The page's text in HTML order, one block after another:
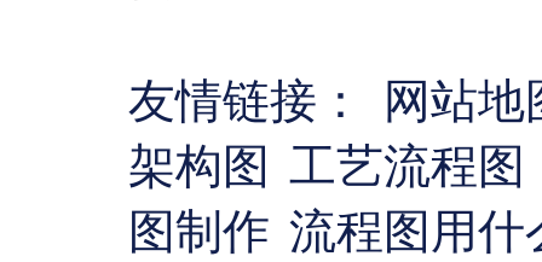
友情链接：
网站
架构图 工艺流程图
图制作 流程图用